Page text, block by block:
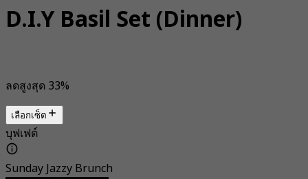
D.I.Y Basil Set (Dinner)
ลดสูงสุด 33%
เลือกเซ็ต
บุฟเฟต์
Sunday Jazzy Brunch